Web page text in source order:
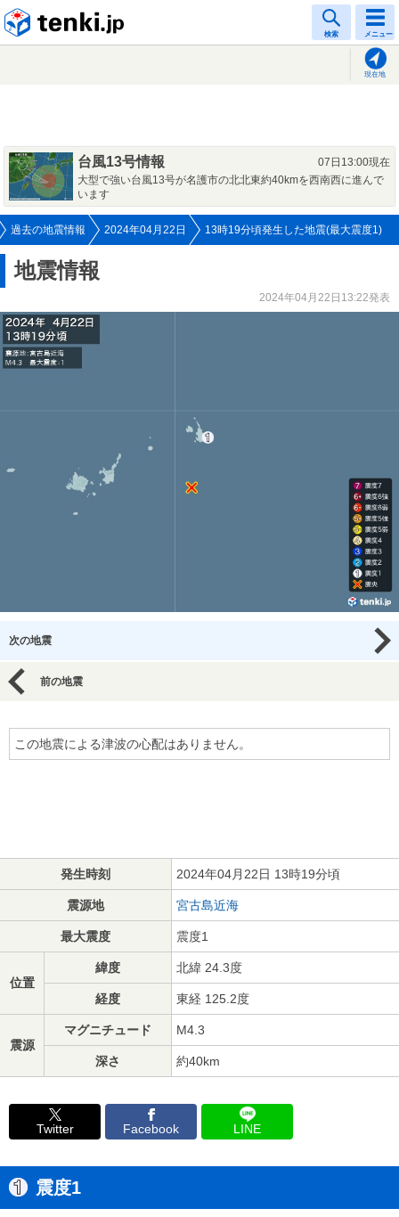
検索 メニュー
現在地
台風13号情報
07日13:00現在
大型で強い台風13号が名護市の北北東約40kmを西南西に進んで
います
過去の地震情報 2024年04月22日 13時19分頃発生した地震(最大震度1)
地震情報
2024年04月22日13:22発表
次の地震
前の地震
この地震による津波の心配はありません。
発生時刻 2024年04月22日 13時19分頃
震源地 宮古島近海
最大震度 震度1
位置
緯度 北緯 24.3度
経度 東経 125.2度
震源
マグニチュード M4.3
深さ 約40km
Twitter Facebook LINE
震度1